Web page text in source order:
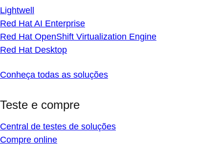
Lightwell
Red Hat AI Enterprise
Red Hat OpenShift Virtualization Engine
Red Hat Desktop
Conheça todas as soluções
Teste e compre
Central de testes de soluções
Compre online